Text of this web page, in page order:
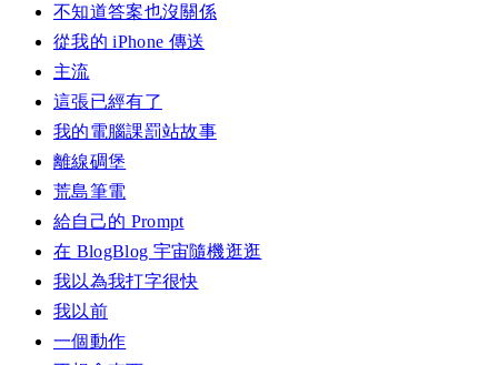
不知道答案也沒關係
從我的 iPhone 傳送
主流
這張已經有了
我的電腦課罰站故事
離線碉堡
荒島筆電
給自己的 Prompt
在 BlogBlog 宇宙隨機逛逛
我以為我打字很快
我以前
一個動作